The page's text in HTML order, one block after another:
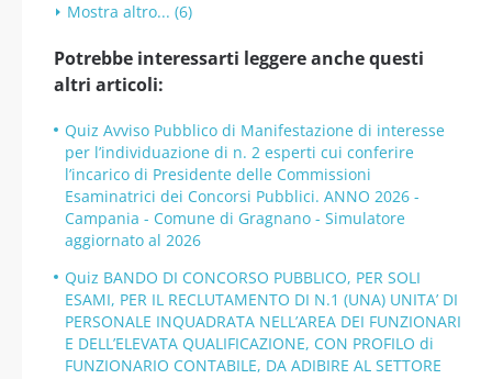
Mostra altro... (6)
Potrebbe interessarti leggere anche questi
altri articoli:
Quiz Avviso Pubblico di Manifestazione di interesse
per l’individuazione di n. 2 esperti cui conferire
l’incarico di Presidente delle Commissioni
Esaminatrici dei Concorsi Pubblici. ANNO 2026 -
Campania - Comune di Gragnano - Simulatore
aggiornato al 2026
Quiz BANDO DI CONCORSO PUBBLICO, PER SOLI
ESAMI, PER IL RECLUTAMENTO DI N.1 (UNA) UNITA’ DI
PERSONALE INQUADRATA NELL’AREA DEI FUNZIONARI
E DELL’ELEVATA QUALIFICAZIONE, CON PROFILO di
FUNZIONARIO CONTABILE, DA ADIBIRE AL SETTORE